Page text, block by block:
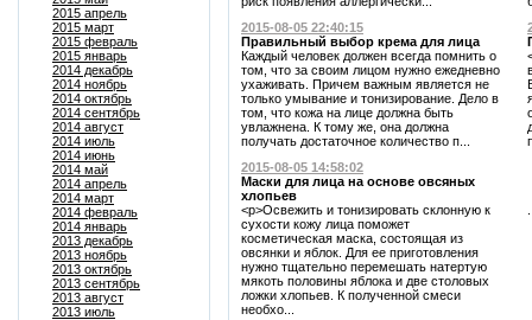
2015 апрель
2015 март
2015 февраль
2015 январь
2014 декабрь
2014 ноябрь
2014 октябрь
2014 сентябрь
2014 август
2014 июль
2014 июнь
2014 май
2014 апрель
2014 март
2014 февраль
2014 январь
2013 декабрь
2013 ноябрь
2013 октябрь
2013 сентябрь
2013 август
2013 июль
2015-08-05 22:40:15
Правильный выбор крема для лица
Каждый человек должен всегда помнить о
том, что за своим лицом нужно ежедневно
ухаживать. Причем важным является не
только умывание и тонизирование. Дело в
том, что кожа на лице должна быть
увлажнена. К тому же, она должна
получать достаточное количество п...
2015-08-05 14:58:02
Маски для лица на основе овсяных
хлопьев
<p>Освежить и тонизировать склонную к
сухости кожу лица поможет
косметическая маска, состоящая из
овсянки и яблок. Для ее приготовления
нужно тщательно перемешать натертую
мякоть половины яблока и две столовых
ложки хлопьев. К полученной смеси
необхо...